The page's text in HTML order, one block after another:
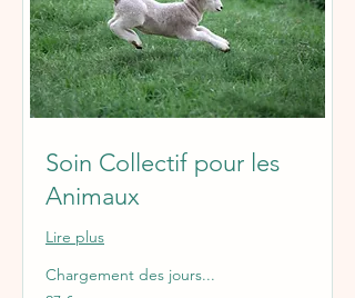
Soin Collectif pour les
Animaux
Lire plus
Chargement des jours...
27